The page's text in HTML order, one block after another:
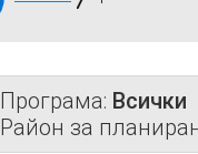
Програма: Всички
Район за